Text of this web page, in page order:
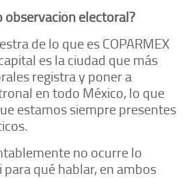
observación electoral?
de lo que es COPARMEX
es la ciudad que más
registra y poner a
en todo México, lo que
estamos siempre presentes
no ocurre lo
qué hablar, en ambos